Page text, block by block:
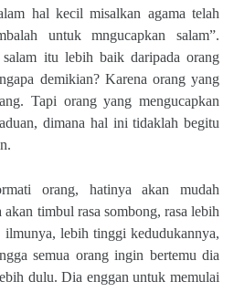
hal kecil misalkan agama telah
untuk mngucapkan salam”.
itu lebih baik daripada orang
demikian? Karena orang yang
Tapi orang yang mengucapkan
dimana hal ini tidaklah begitu
orang, hatinya akan mudah
timbul rasa sombong, rasa lebih
ilmunya, lebih tinggi kedudukannya,
semua orang ingin bertemu dia
dulu. Dia enggan untuk memulai